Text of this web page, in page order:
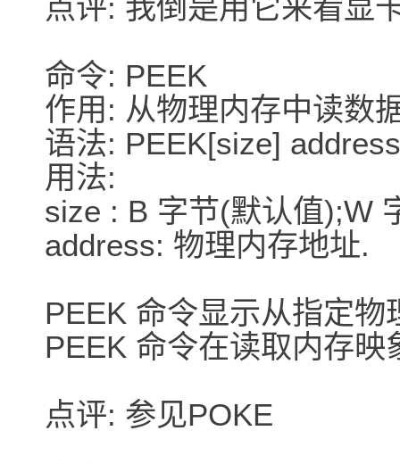
点评: 我倒是用它来看显
命令: PEEK
作用: 从物理内存中读数
语法: PEEK[size] address
用法:
size : B 字节(默认值);W
address: 物理内存地址.
PEEK 命令显示从指定
PEEK 命令在读取内存
点评: 参见POKE